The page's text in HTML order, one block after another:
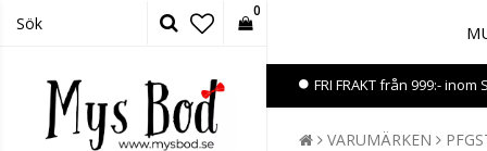
FRI FRAKT från 999:- inom
0
VARUMÄRKEN